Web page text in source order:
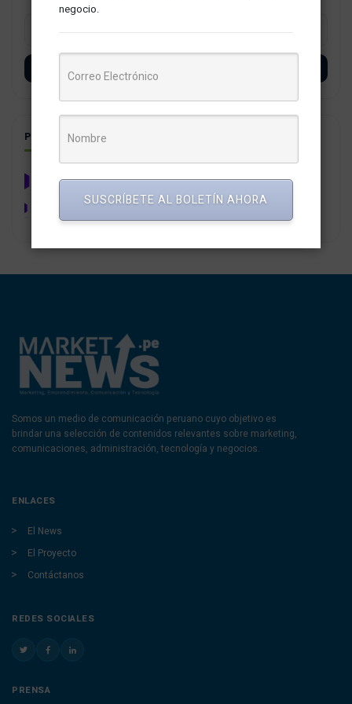
POSTS RELACIONADOS
Digibee realiza una transformación digital y cambia
su identidad de marca
Somos un medio de comunicación peruano cuyo objetivo es
brindar una selección de contenidos relevantes sobre marketing,
comunicaciones, administración, tecnología y negocios.
ENLACES
El News
El Proyecto
Contáctanos
REDES SOCIALES
PRENSA
negocio.
SUSCRÍBETE AL BOLETÍN AHORA